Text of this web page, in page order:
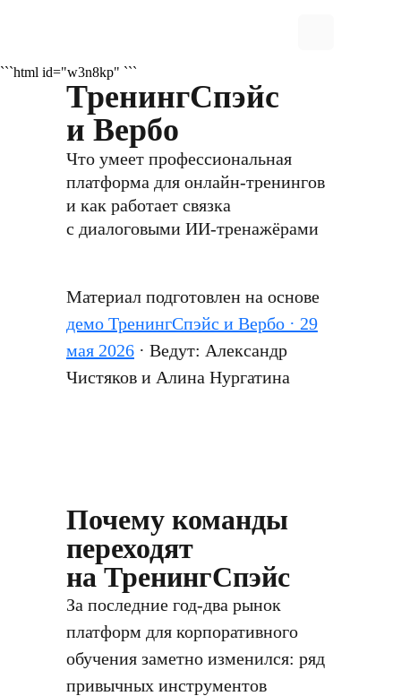
```html id="w3n8kp" ```
ТренингСпэйс
и Вербо
Что умеет профессиональная
платформа для онлайн-тренингов
и как работает связка
с диалоговыми ИИ-тренажёрами
Материал подготовлен на основе
демо ТренингСпэйс и Вербо · 29
мая 2026 · Ведут: Александр
Чистяков и Алина Нургатина
Почему команды
переходят
на ТренингСпэйс
За последние год-два рынок
платформ для корпоративного
обучения заметно изменился: ряд
привычных инструментов